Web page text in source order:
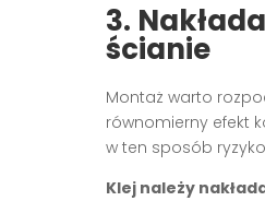
3.
ścianie
Montaż warto
równomierny efekt
w ten sposób
Klej należy